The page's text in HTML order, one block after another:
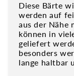
Diese Bärte
werden auf
aus der Nähe
können in
geliefert
besonders
lange haltbar